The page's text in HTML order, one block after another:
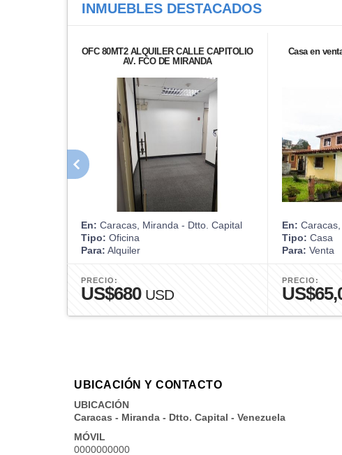
INMUEBLES DESTACADOS
OFC 80MT2 ALQUILER CALLE CAPITOLIO
AV. FCO DE MIRANDA
En: Caracas, Miranda - Dtto. Capital
Tipo: Oficina
Para: Alquiler
PRECIO:
US$680 USD
Casa en
En:
Tipo: Casa
Para: Venta
PRECIO:
UBICACIÓN Y CONTACTO
UBICACIÓN
Caracas - Miranda - Dtto. Capital - Venezuela
MÓVIL
0000000000